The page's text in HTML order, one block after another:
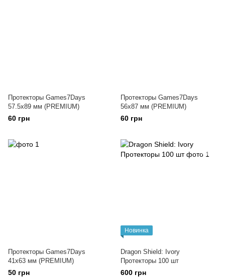
Протекторы Games7Days
57.5x89 мм (PREMIUM)
60 грн
Протекторы Games7Days
56x87 мм (PREMIUM)
60 грн
Протекторы Games7Days
41x63 мм (PREMIUM)
50 грн
Новинка
Dragon Shield: Ivory
Протекторы 100 шт
600 грн